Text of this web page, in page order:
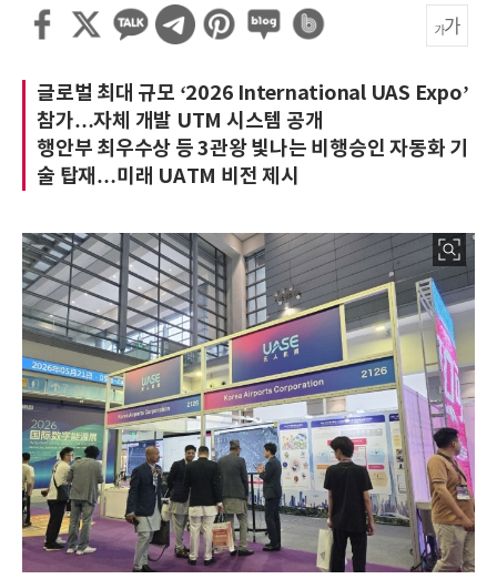
글로벌 최대 규모 ‘2026 International UAS Expo’
참가…자체 개발 UTM 시스템 공개
행안부 최우수상 등 3관왕 빛나는 비행승인 자동화 기
술 탑재…미래 UATM 비전 제시